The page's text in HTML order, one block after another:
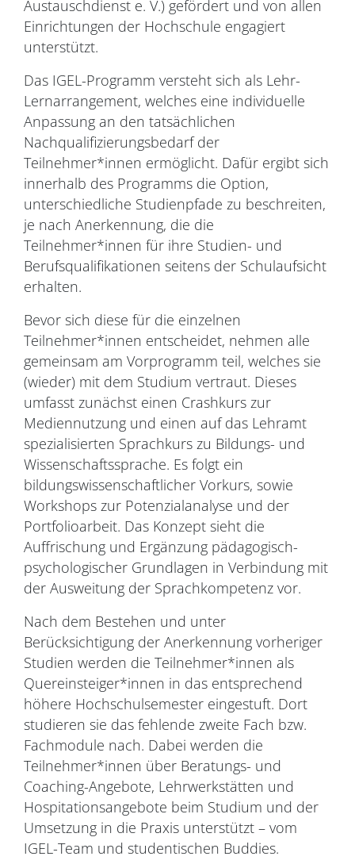
Austauschdienst e. V.) gefördert und von allen
Einrichtungen der Hochschule engagiert
unterstützt.
Das IGEL-Programm versteht sich als Lehr-
Lernarrangement, welches eine individuelle
Anpassung an den tatsächlichen
Nachqualifizierungsbedarf der
Teilnehmer*innen ermöglicht. Dafür ergibt sich
innerhalb des Programms die Option,
unterschiedliche Studienpfade zu beschreiten,
je nach Anerkennung, die die
Teilnehmer*innen für ihre Studien- und
Berufsqualifikationen seitens der Schulaufsicht
erhalten.
Bevor sich diese für die einzelnen
Teilnehmer*innen entscheidet, nehmen alle
gemeinsam am Vorprogramm teil, welches sie
(wieder) mit dem Studium vertraut. Dieses
umfasst zunächst einen Crashkurs zur
Mediennutzung und einen auf das Lehramt
spezialisierten Sprachkurs zu Bildungs- und
Wissenschaftssprache. Es folgt ein
bildungswissenschaftlicher Vorkurs, sowie
Workshops zur Potenzialanalyse und der
Portfolioarbeit. Das Konzept sieht die
Auffrischung und Ergänzung pädagogisch-
psychologischer Grundlagen in Verbindung mit
der Ausweitung der Sprachkompetenz vor.
Nach dem Bestehen und unter
Berücksichtigung der Anerkennung vorheriger
Studien werden die Teilnehmer*innen als
Quereinsteiger*innen in das entsprechend
höhere Hochschulsemester eingestuft. Dort
studieren sie das fehlende zweite Fach bzw.
Fachmodule nach. Dabei werden die
Teilnehmer*innen über Beratungs- und
Coaching-Angebote, Lehrwerkstätten und
Hospitationsangebote beim Studium und der
Umsetzung in die Praxis unterstützt – vom
IGEL-Team und studentischen Buddies.